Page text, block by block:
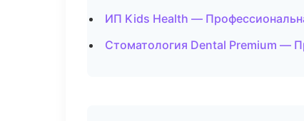
ИП Kids Health —
Стоматология Dental Premium —